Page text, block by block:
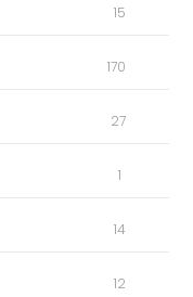
15
170
27
1
14
12